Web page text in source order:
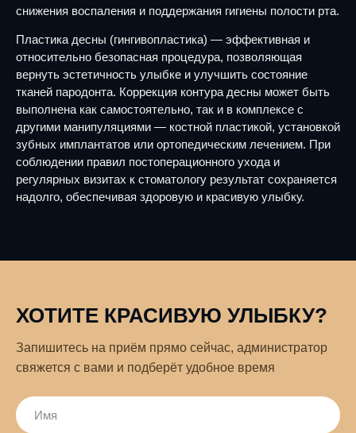
снижения воспаления и поддержания гигиены полости рта.
Пластика десны (гингивопластика) — эффективная и
относительно безопасная процедура, позволяющая
вернуть эстетичность улыбке и улучшить состояние
тканей пародонта. Коррекция контура десны может быть
выполнена как самостоятельно, так и в комплексе с
другими манипуляциями — костной пластикой, установкой
зубных имплантатов или ортопедическим лечением. При
соблюдении правил постоперационного ухода и
регулярных визитах к стоматологу результат сохраняется
надолго, обеспечивая здоровую и красивую улыбку.
ХОТИТЕ КРАСИВУЮ УЛЫБКУ?
Запишитесь на приём прямо сейчас, администратор
свяжется с вами и подберёт удобное время